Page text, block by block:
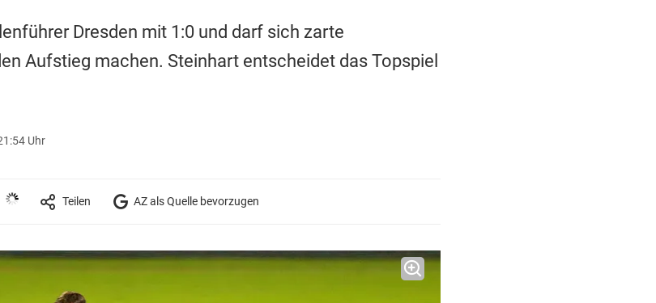
Dresden mit 1:0 und darf sich zarte
Aufstieg machen. Steinhart entscheidet das Topspiel
Uhr
Teilen AZ als Quelle bevorzugen